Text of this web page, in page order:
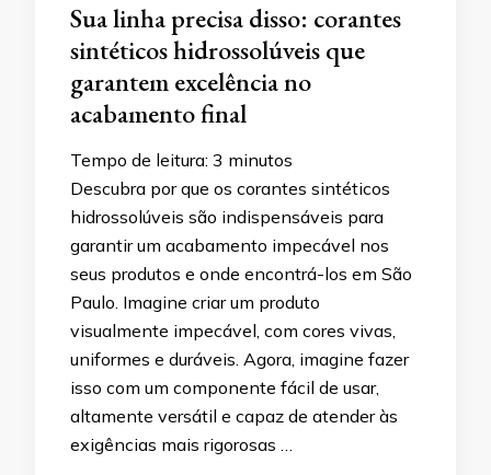
Sua linha precisa disso: corantes
sintéticos hidrossolúveis que
garantem excelência no
acabamento final
Tempo de leitura: 3 minutos
Descubra por que os corantes sintéticos
hidrossolúveis são indispensáveis para
garantir um acabamento impecável nos
seus produtos e onde encontrá-los em São
Paulo. Imagine criar um produto
visualmente impecável, com cores vivas,
uniformes e duráveis. Agora, imagine fazer
isso com um componente fácil de usar,
altamente versátil e capaz de atender às
exigências mais rigorosas …